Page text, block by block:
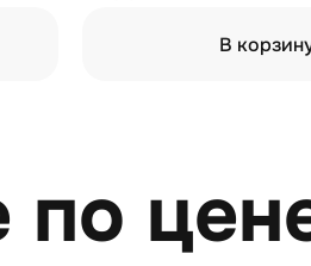
В
по